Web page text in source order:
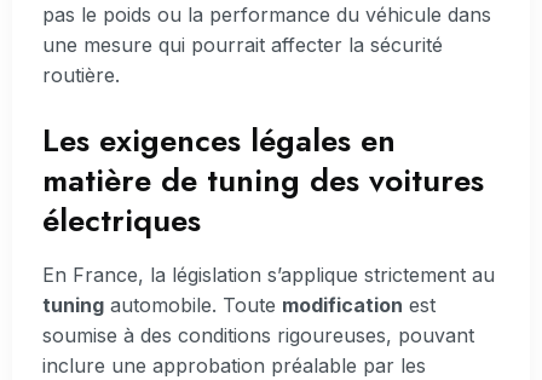
pas le poids ou la performance du véhicule dans
une mesure qui pourrait affecter la sécurité
routière.
Les exigences légales en
matière de tuning des voitures
électriques
En France, la législation s’applique strictement au
tuning automobile. Toute modification est
soumise à des conditions rigoureuses, pouvant
inclure une approbation préalable par les